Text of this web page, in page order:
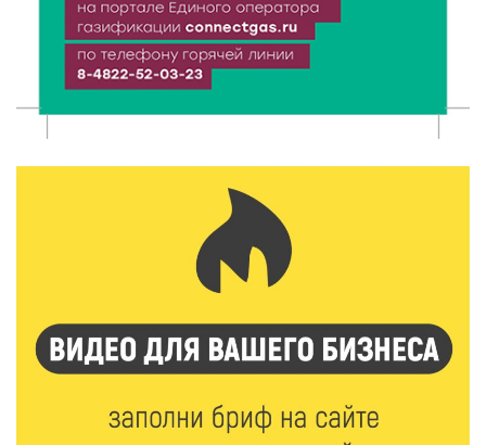
Названы первые победители программы «Земский
работник культуры» в Тверской области
7 Авг 2026 16:32 467
Твери
434
Сладкая программа в Твери: дегустация мёда и
рассказ о жизни пчёл
7 Авг 2026 15:41 234
Открыт набор на программу амбассадоров для
студентов российских вузов